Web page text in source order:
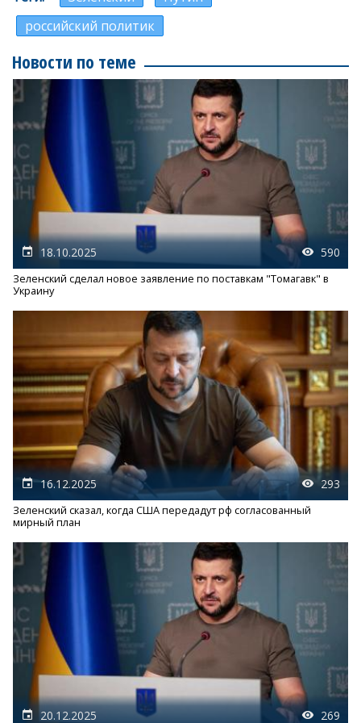
российский политик
Новости по теме
18.10.2025 590
Зеленский сделал новое заявление по поставкам "Томагавк" в
Украину
16.12.2025 293
Зеленский сказал, когда США передадут рф согласованный
мирный план
20.12.2025 269